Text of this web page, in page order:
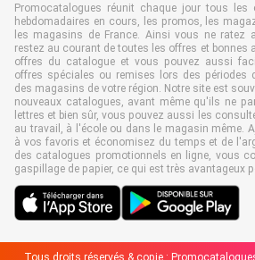
Promocatalogues réunit chaque jour tous les
hebdomadaires en cours, les promos, les
les magasins de France. Ainsi vous ne ratez
restez au courant de toutes les offres et bonnes
offres du catalogue et vous pouvez aussi
offres spéciales ou remises lors des périodes
des magasins de votre région. Notre site est
nouveaux catalogues, avant même qu'ils ne
lettres et bien sûr, vous pouvez aussi les
au travail, à l'école ou dans le magasin même.
à vos favoris et économisez du temps et de
des catalogues promotionnels en ligne, vous
gaspillage de papier, ce qui est très avantageux
Tous droits réservés & copie :